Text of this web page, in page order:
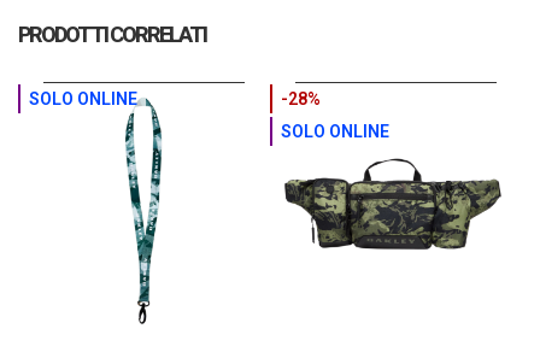
PRODOTTI CORRELATI
SOLO ONLINE
-28%
SOLO ONLINE